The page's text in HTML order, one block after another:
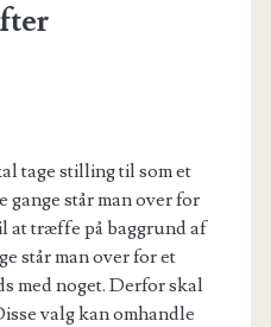
tage stilling til som et
gange står man over for
at træffe på baggrund af
står man over for et
med noget. Derfor skal
valg kan omhandle